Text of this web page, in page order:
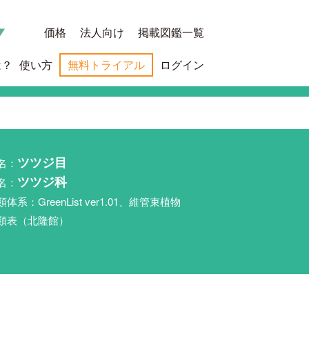
価格 法人向け 掲載図鑑一覧
使い方 無料トライアル ログイン
： ツツジ目
： ツツジ科
体系：GreenList ver1.01、維管束植物
表（北隆館）